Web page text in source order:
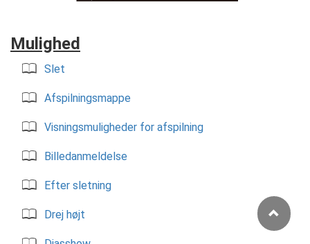
Mulighed
Slet
Afspilningsmappe
Visningsmuligheder for afspilning
Billedanmeldelse
Efter sletning
Drej højt